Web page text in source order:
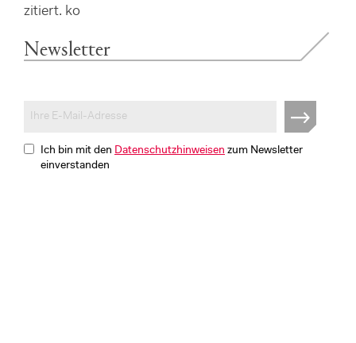
Newsletter
Ich bin mit den Datenschutzhinweisen zum Newsletter
einverstanden
zitiert. ko